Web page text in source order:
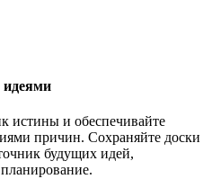
идеями
истины и обеспечивайте
причин. Сохраняйте доски
будущих идей,